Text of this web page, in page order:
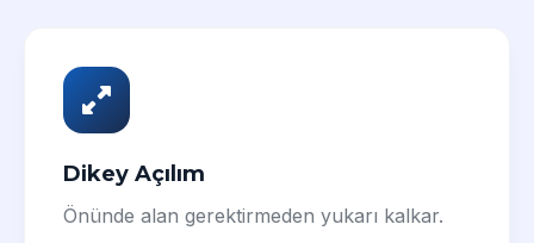
Dikey Açılım
Önünde alan gerektirmeden yukarı kalkar.